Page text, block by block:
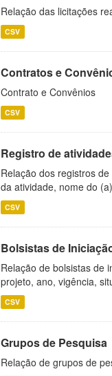
Relação das licitações
CSV
Contratos e
Contrato e Convênios
CSV
Registro de
Relação dos registros
da atividade, nome do
CSV
Bolsistas de
Relação de bolsistas de
projeto, ano, vigência,
CSV
Grupos de Pesquisa
Relação de grupos de